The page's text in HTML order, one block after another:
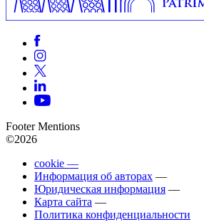
Footer Mentions
©2026
cookie —
Информация об авторах —
Юридическая информация —
Карта сайта —
Политика конфиденциальности